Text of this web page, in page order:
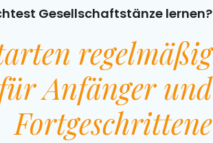
Gesellschaftstänze lernen?
regelmäßig
Anfänger und
Fortgeschrittene